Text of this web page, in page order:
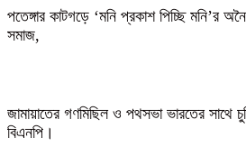
পতেঙ্গার কাটগড়ে ‘মনি প্রকাশ পিচ্ছি মনি’র
সমাজ,
জামায়াতের গণমিছিল ও পথসভা ভারতের সাথে
বিএনপি।